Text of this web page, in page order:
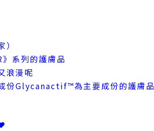
系列的護膚品
浪漫呢
份Glycanactif™為主要成份的護膚品